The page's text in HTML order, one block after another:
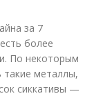
за 7
более
По некоторым
такие металлы,
сиккативы —